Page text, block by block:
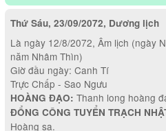
Thứ Sáu, 23/09/2072, Dương lịch
Là ngày 12/8/2072, Âm lịch (ngày
năm Nhâm Thìn)
Giờ đầu ngày: Canh Tí
Trực Chấp - Sao Ngưu
HOÀNG ĐẠO: Thanh long hoàng
ĐỔNG CÔNG TUYỂN TRẠCH
Hoàng sa.